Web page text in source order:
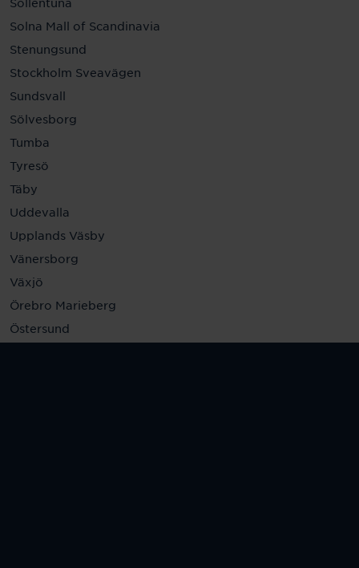
Solna Mall of Scandinavia
Stenungsund
Stockholm Sveavägen
Sundsvall
Sölvesborg
Tumba
Tyresö
Täby
Uddevalla
Upplands Väsby
Vänersborg
Växjö
Örebro Marieberg
Östersund